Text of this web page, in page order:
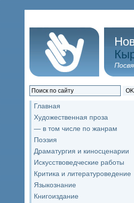
OK
Главная
Художественная проза
— в том числе по жанрам
Поэзия
Драматургия и киносценарии
Искусствоведческие работы
Критика и литературоведение
Языкознание
Книгоиздание